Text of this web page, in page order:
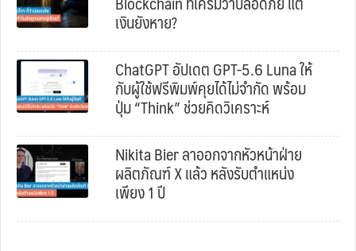
เงินยังหาย?
ChatGPT อัปเดต GPT-5.6 Luna ให้
กับผู้ใช้ฟรีพิมพ์คุยได้ไม่จำกัด พร้อม
ปุ่ม “Think” ช่วยคิดวิเคราะห์
Nikita Bier ลาออกจากหัวหน้าฝ่าย
ผลิตภัณฑ์ X แล้ว หลังรับตำแหน่ง
เพียง 1 ปี